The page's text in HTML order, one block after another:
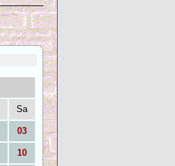
Sa
03
10